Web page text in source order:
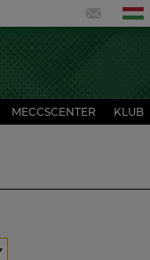
MECCSCENTER KLUB